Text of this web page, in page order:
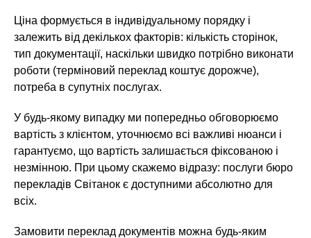
Ціна формується в індивідуальному порядку і
залежить від декількох факторів: кількість сторінок,
тип документації, наскільки швидко потрібно виконати
роботи (терміновий переклад коштує дорожче),
потреба в супутніх послугах.
У будь-якому випадку ми попередньо обговорюємо
вартість з клієнтом, уточнюємо всі важливі нюанси і
гарантуємо, що вартість залишається фіксованою і
незмінною. При цьому скажемо відразу: послуги бюро
перекладів Світанок є доступними абсолютно для
всіх.
Замовити переклад документів можна будь-яким